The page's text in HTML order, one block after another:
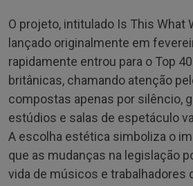
O projeto, intitulado Is This What
lançado originalmente em
rapidamente entrou para o Top
britânicas, chamando atenção
compostas apenas por silêncio,
estúdios e salas de espetáculo
A escolha estética simboliza o
que as mudanças na legislação
vida de músicos e trabalhadores